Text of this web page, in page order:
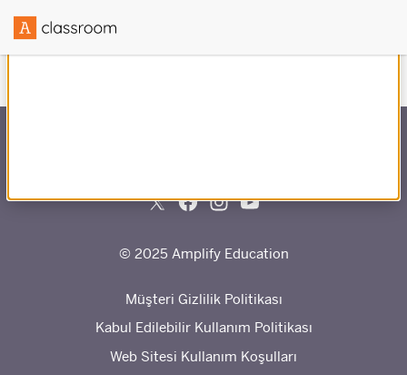
© 2025 Amplify Education
Müşteri Gizlilik Politikası
Kabul Edilebilir Kullanım Politikası
Web Sitesi Kullanım Koşulları